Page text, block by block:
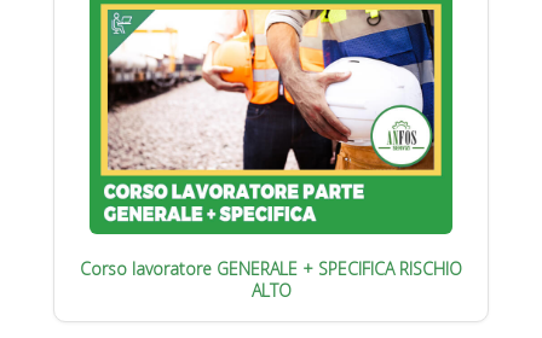
Corso lavoratore GENERALE + SPECIFICA RISCHIO
ALTO